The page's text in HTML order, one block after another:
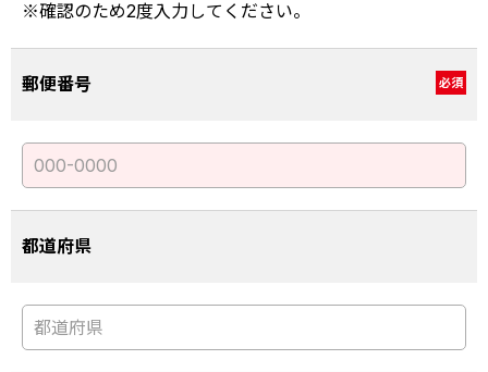
※確認のため2度入力してください。
郵便番号 必須
都道府県